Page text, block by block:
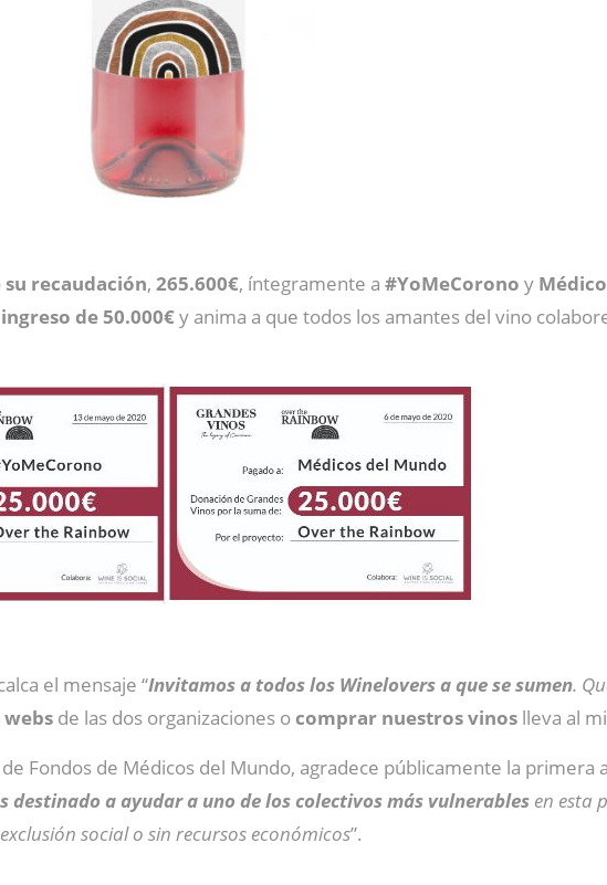
su recaudación, 265.600€, íntegramente a #YoMeCorono y
de 50.000€y anima a que todos los amantes del vino
el mensaje “Invitamos a todos los Winelovers a que se sumen.
de las dos organizaciones ocomprar nuestros vinos lleva al
Fondos de Médicos del Mundo, agradece públicamente la primera
destinado a ayudar a uno de los colectivos más vulnerables en esta
social o sin recursos económicos”.